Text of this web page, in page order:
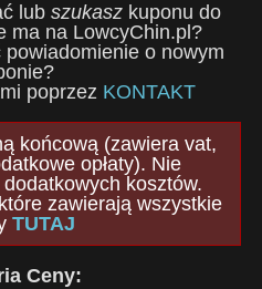
lub szukaszkuponu do
ma na LowcyChin.pl?
o nowym
poprzez KONTAKT
końcową (zawiera vat,
opłaty). Nie
kosztów.
zawierają wszystkie
TUTAJ
Ceny: